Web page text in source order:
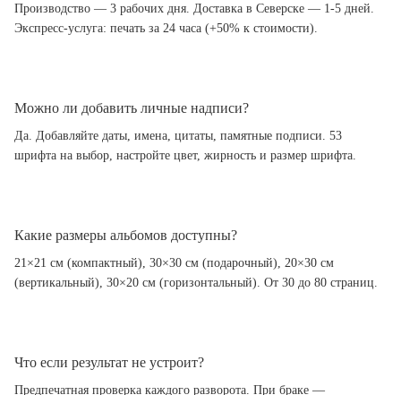
Производство — 3 рабочих дня. Доставка в Северске — 1-5 дней.
Экспресс-услуга: печать за 24 часа (+50% к стоимости).
Можно ли добавить личные надписи?
Да. Добавляйте даты, имена, цитаты, памятные подписи. 53
шрифта на выбор, настройте цвет, жирность и размер шрифта.
Какие размеры альбомов доступны?
21×21 см (компактный), 30×30 см (подарочный), 20×30 см
(вертикальный), 30×20 см (горизонтальный). От 30 до 80 страниц.
Что если результат не устроит?
Предпечатная проверка каждого разворота. При браке —